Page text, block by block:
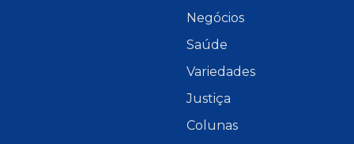
Negócios
Saúde
Variedades
Justiça
Colunas